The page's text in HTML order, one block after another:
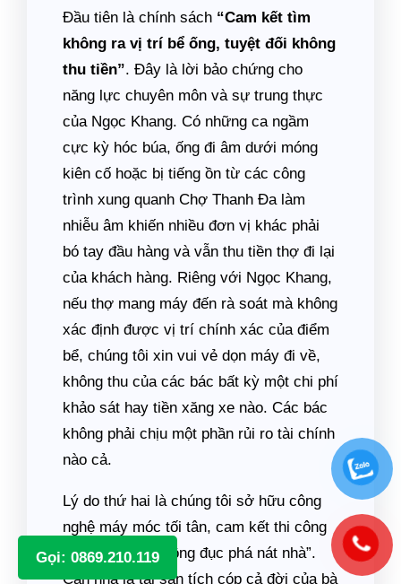
Gọi: 0869.210.119
Đầu tiên là chính sách “Cam kết tìm
không ra vị trí bể ống, tuyệt đối không
thu tiền”. Đây là lời bảo chứng cho
năng lực chuyên môn và sự trung thực
của Ngọc Khang. Có những ca ngầm
cực kỳ hóc búa, ống đi âm dưới móng
kiên cố hoặc bị tiếng ồn từ các công
trình xung quanh Chợ Thanh Đa làm
nhiễu âm khiến nhiều đơn vị khác phải
bó tay đầu hàng và vẫn thu tiền thợ đi lại
của khách hàng. Riêng với Ngọc Khang,
nếu thợ mang máy đến rà soát mà không
xác định được vị trí chính xác của điểm
bể, chúng tôi xin vui vẻ dọn máy đi về,
không thu của các bác bất kỳ một chi phí
khảo sát hay tiền xăng xe nào. Các bác
không phải chịu một phần rủi ro tài chính
nào cả.
Lý do thứ hai là chúng tôi sở hữu công
nghệ máy móc tối tân, cam kết thi công
theo tiêu chí “không đục phá nát nhà”.
Căn nhà là tài sản tích cóp cả đời của bà